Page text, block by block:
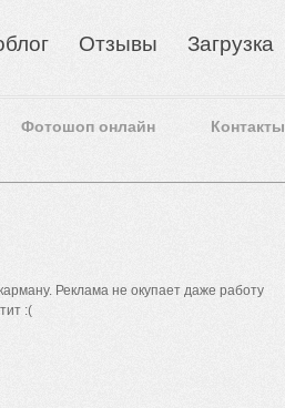
Отзывы Загрузка
Фотошоп онлайн Контакты
Реклама не окупает даже работу
:(